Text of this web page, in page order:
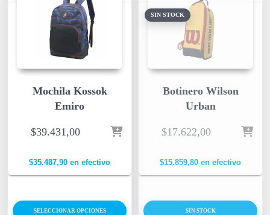
SIN STOCK
Botinero Wilson
Urban
$17.622,00
$15.859,80 en efectivo
SIN STOCK
Mochila Kossok
Emiro
$39.431,00
$35.487,90 en efectivo
SELECCIONAR OPCIONES